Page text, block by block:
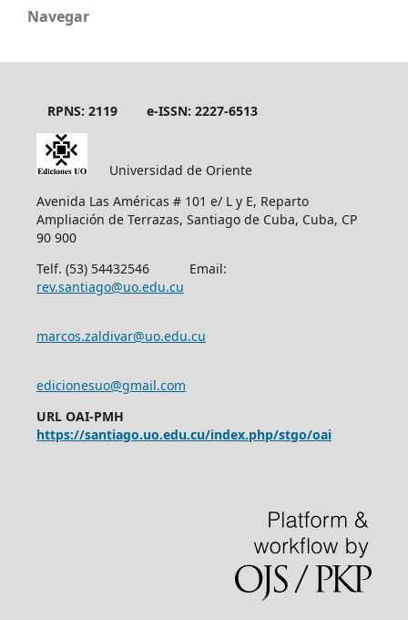
Navegar
RPNS: 2119 e-ISSN: 2227-6513
Universidad de Oriente
Avenida Las Américas # 101 e/ L y E, Reparto
Ampliación de Terrazas, Santiago de Cuba, Cuba, CP
90 900
Telf. (53) 54432546 Email:
rev.santiago@uo.edu.cu
marcos.zaldivar@uo.edu.cu
edicionesuo@gmail.com
URL OAI-PMH
https://santiago.uo.edu.cu/index.php/stgo/oai